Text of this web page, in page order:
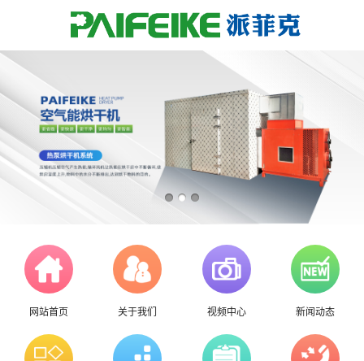
网站首页 关于我们 视频中心 新闻动态